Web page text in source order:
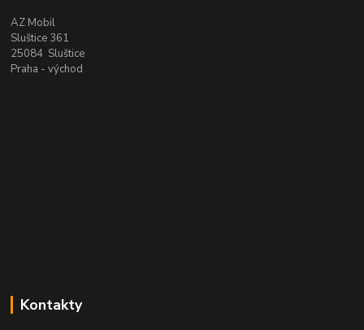
AZ Mobil
Sluštice 361
25084 Sluštice
Praha - východ
Kontakty